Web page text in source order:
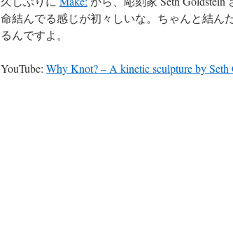
命結んでる感じが初々しいな。ちゃんと結ん
るんですよ。
YouTube: Why Knot? – A kinetic sculpture by Seth